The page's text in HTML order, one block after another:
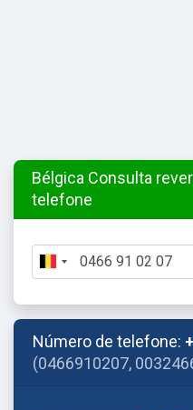
Bélgica Consulta
telefone
Número de telefone:
(0466910207,